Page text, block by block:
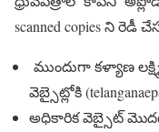
scanned copies ని రెడీ
ముందుగా కళ్యాణ
వెబ్సైట్లోకి
అధికారిక వెబ్సైట్ మొదటి